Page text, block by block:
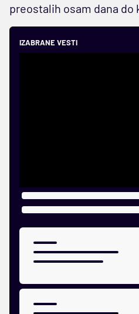
preostalih osam dana do
IZABRANE VESTI